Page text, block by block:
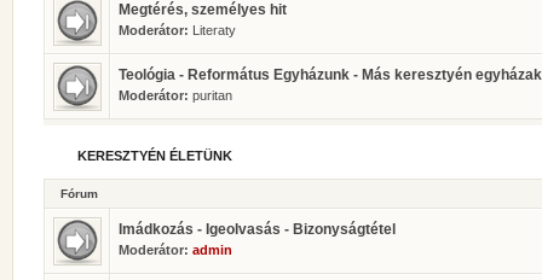
Megtérés, személyes hit
Moderátor: Literaty
Teológia - Református Egyházunk - Más keresztyén egyházak
Moderátor: puritan
KERESZTYÉN ÉLETÜNK
Fórum
Imádkozás - Igeolvasás - Bizonyságtétel
Moderátor: admin